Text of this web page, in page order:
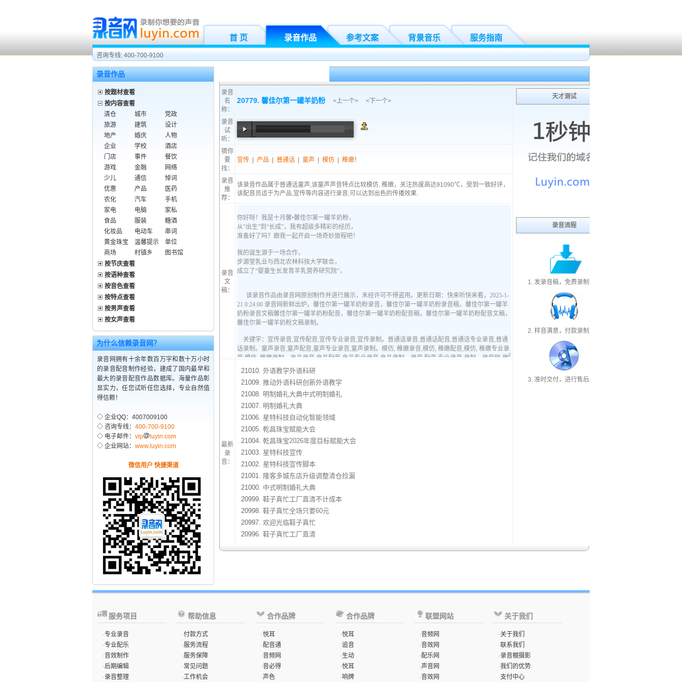
首 页 录音作品 参考文案 背景音乐 服务指南
咨询专线: 400-700-9100
录音作品
按题材查看
按内容查看
清仓
城市
党政
旅游
建筑
设计
地产
婚庆
人物
企业
学校
酒店
门店
事件
餐饮
游戏
金融
网络
少儿
通信
悼词
优惠
产品
医药
农化
汽车
手机
家电
电脑
家私
食品
服装
糖酒
化妆品
电动车
串词
黄金珠宝
温馨提示
单位
商场
村镇乡
图书馆
按节庆查看
按语种查看
按音色查看
按特点查看
按男声查看
按女声查看
为什么信赖录音网？
录音网拥有十余年数百万字和数十万小时
的录音配音制作经验，建成了国内最早和
最大的录音配音作品数据库。海量作品彰
显实力，任您试听任您选择，专业自然值
得信赖！
◇ 企业QQ：4007009100
◇ 咨询专线： 400-700-9100
◇ 电子邮件： vip
luyin.com
◇ 企业网站： www.luyin.com
微信用户 快捷渠道
录音
名
称：
20779. 馨佳尔第一罐羊奶粉 <上一个> < 下一个>
录音
试
听：
猜你
要
找：
宣传 产品 普通话 童声 模仿 稚嫩！
录音
推
荐：
该录音作品属于普通话童声,该童声声音特点比较模仿, 稚嫩，关注热度高达91090℃，受到一致好评，
该配音员适于为产品,宣传等内容进行录音,可以达到出色的传播效果.
录音
文
稿：
最新
录
音：
21010. 外语教学外语科研
21009. 推动外语科研创新外语教学
21008. 明制婚礼大典中式明制婚礼
21007. 明制婚礼大典
21006. 星特科技自动化智能领域
21005. 乾昌珠宝赋能大会
21004. 乾昌珠宝2026年度目标赋能大会
21003. 星特科技宣传
21002. 星特科技宣传脚本
21001. 隆客多城东店升级调整清仓捡漏
21000. 中式明制婚礼大典
20999. 鞋子真忙工厂直清不计成本
20998. 鞋子真忙全场只要60元
20997. 欢迎光临鞋子真忙
20996. 鞋子真忙工厂直清
天才测试
录音流程
1. 发录音稿，免费录制样音
2. 样音满意，付款录制成品
3. 准时交付，进行售后服务
服务项目
·专业录音
·专业配乐
·音效制作
·后期编辑
·录音整理
帮助信息
·付款方式
·服务流程
·服务保障
·常见问题
·工作机会
合作品牌
·悦耳
·配音通
·音频网
·音必得
·声色
合作品牌
·悦耳
·追音
·生动
·悦耳
·响牌
联盟网站
·音频网
·音效网
·配乐网
·声音网
·音效网
关于我们
·关于我们
·联系我们
·录音棚摄影
·我们的优势
·支付中心